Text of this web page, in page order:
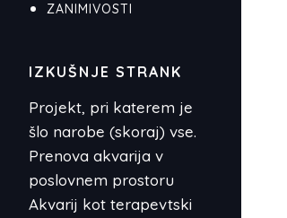
ZANIMIVOSTI
IZKUŠNJE STRANK
Projekt, pri katerem je
šlo narobe (skoraj) vse.
Prenova akvarija v
poslovnem prostoru
Akvarij kot terapevtski